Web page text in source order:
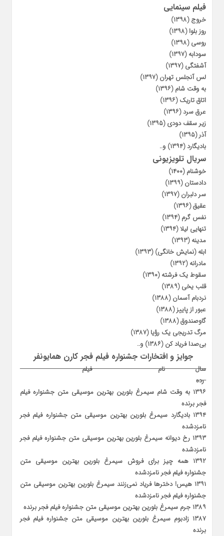
فیلم سینمایی
خروج (۱۳۹۸)
روز بلوا (۱۳۹۸)
روسی (۱۳۹۸)
سودابه (۱۳۹۷)
آشفتگی (۱۳۹۷)
لس آنجلس تهران (۱۳۹۷)
به وقت شام (۱۳۹۶)
اتاق تاریک (۱۳۹۶)
عرق سرد (۱۳۹۶)
زیر سقف دودی (۱۳۹۵)
آذر (۱۳۹۵)
بادیگارد (۱۳۹۴) و..
سریال تلویزیونی
خوشنام (۱۴۰۰)
دادستان (۱۳۹۹)
سر دلبران (۱۳۹۷)
عقیق (۱۳۹۶)
نفس گرم (۱۳۹۴)
تنهایی لیلا (۱۳۹۴)
مدینه (۱۳۹۳)
ابله (نمایش خانگی) (۱۳۹۳)
مادرانه (۱۳۹۲)
سقوط یک فرشته (۱۳۹۰)
قلب یخی (۱۳۸۹)
نردبام آسمان (۱۳۸۸)
عبور از پاییز (۱۳۸۸)
گاوصندوق (۱۳۸۸)
مرگ تدریجی یک رؤیا (۱۳۸۷)
بی‌صدا فریاد کن (۱۳۸۶) و..
جوایز و افتخارات جشنواره فیلم فجر کارن همایونفر
سال نام فیلم
رده
۱۳۹۶ به وقت شام سیمرغ بلورین بهترین موسیقی متن جشنواره فیلم
فجر برنده
۱۳۹۴ بادیگارد سیمرغ بلورین بهترین موسیقی متن جشنواره فیلم فجر
نامزدشده
۱۳۹۳ رخ دیوانه سیمرغ بلورین بهترین موسیقی متن جشنواره فیلم فجر
نامزدشده
۱۳۹۲ همه چیز برای فروش سیمرغ بلورین بهترین موسیقی متن
جشنواره فیلم فجر نامزدشده
۱۳۹۱ هیس! دخترها فریاد نمی‌زنند سیمرغ بلورین بهترین موسیقی متن
جشنواره فیلم فجر نامزدشده
۱۳۸۹ جرم سیمرغ بلورین بهترین موسیقی متن جشنواره فیلم فجر برنده
۱۳۸۷ زادبوم سیمرغ بلورین بهترین موسیقی متن جشنواره فیلم فجر
برنده